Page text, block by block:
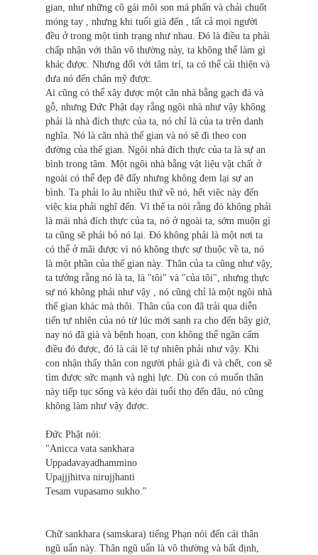
gian, như những cô gái môi son má phấn và chải chuốt
móng tay , nhưng khi tuổi già đến , tất cả mọi người
đều ở trong một tình trạng như nhau. Ðó là điều ta phải
chấp nhận với thân vô thường này, ta không thể làm gì
khác được. Nhưng đối với tâm trí, ta có thể cải thiện và
đưa nó đến chân mỹ được.
Ai cũng có thể xây được một căn nhà bằng gạch đá và
gỗ, nhưng Ðức Phật dạy rằng ngôi nhà như vậy không
phải là nhà đích thực của ta, nó chỉ là của ta trên danh
nghĩa. Nó là căn nhà thế gian và nó sẽ đi theo con
đường của thế gian. Ngôi nhà đích thực của ta là sự an
bình trong tâm. Một ngôi nhà bằng vật liệu vật chất ở
ngoài có thể đẹp đẽ đấy nhưng không đem lại sự an
bình. Ta phải lo âu nhiều thứ về nó, hết viêc này đến
việc kia phải nghĩ đến. Vì thế ta nói rằng đó không phải
là mái nhà đích thực của ta, nó ở ngoài ta, sớm muộn gì
ta cũng sẽ phải bỏ nó lại. Ðó không phải là một nơi ta
có thể ở mãi được vì nó không thực sự thuộc về ta, nó
là một phần của thế gian này. Thân của ta cũng như vậy,
ta tưởng rằng nó là ta, là "tôi" và "của tôi", nhưng thực
sự nó không phải như vậy , nó cũng chỉ là một ngôi nhà
thế gian khác mà thôi. Thân của con đã trải qua diễn
tiến tự nhiên của nó từ lúc mới sanh ra cho đến bây giờ,
nay nó đã già và bệnh hoạn, con không thể ngăn cấm
điều đó được, đó là cái lẽ tự nhiên phải như vậy. Khi
con nhận thấy thân con người phải già đi và chết, con sẽ
tìm được sức mạnh và nghị lực. Dù con có muốn thân
này tiếp tục sống và kéo dài tuổi thọ đến đâu, nó cũng
không làm như vậy được.
Ðức Phật nói:
"Anicca vata sankhara
Uppadavayadhammino
Upajjjhitva nirujjhanti
Tesam vupasamo sukho."
Chữ sankhara (samskara) tiếng Phạn nói đến cái thân
ngũ uẩn này. Thân ngũ uẩn là vô thường và bất định,